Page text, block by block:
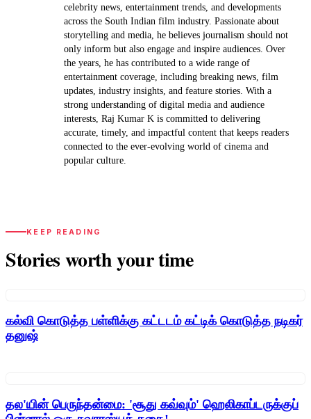
celebrity news, entertainment trends, and developments
across the South Indian film industry. Passionate about
storytelling and media, he believes journalism should not
only inform but also engage and inspire audiences. Over
the years, he has contributed to a wide range of
entertainment coverage, including breaking news, film
updates, industry insights, and feature stories. With a
strong understanding of digital media and audience
interests, Raj Kumar K is committed to delivering
accurate, timely, and impactful content that keeps readers
connected to the ever-evolving world of cinema and
popular culture.
KEEP READING
Stories worth your time
கல்வி கொடுத்த பள்ளிக்கு கட்டடம் கட்டிக் கொடுத்த நடிகர்
தனுஷ்
தல'யின் பெருந்தன்மை: 'சூது கவ்வும்' ஹெலிகாப்டருக்குப்